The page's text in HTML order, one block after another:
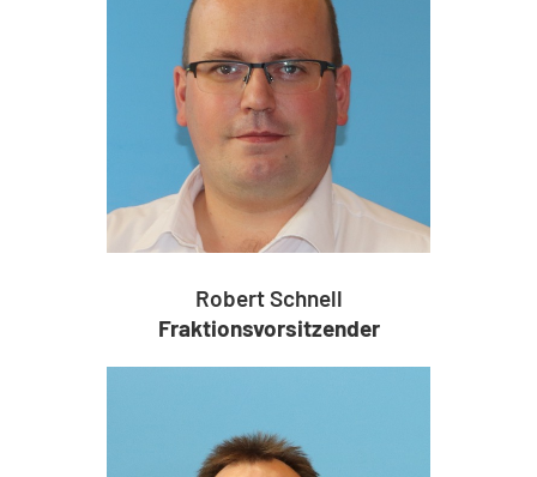
Robert Schnell
Fraktionsvorsitzender